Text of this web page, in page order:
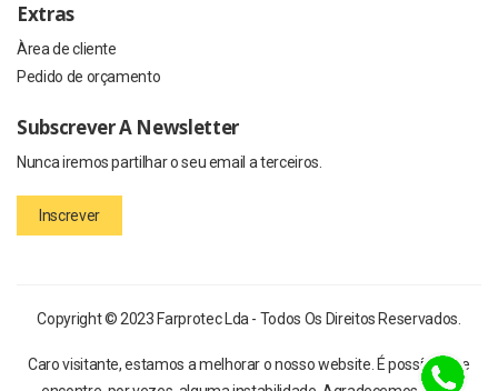
Extras
Àrea de cliente
Pedido de orçamento
Subscrever A Newsletter
Nunca iremos partilhar o seu email a terceiros.
Inscrever
Copyright © 2023 Farprotec Lda - Todos Os Direitos Reservados.
Caro visitante, estamos a melhorar o nosso website. É possível que